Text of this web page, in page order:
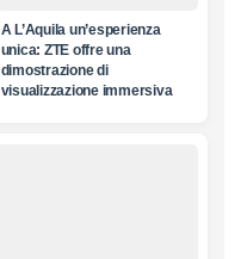
A L’Aquila un’esperienza
unica: ZTE offre una
dimostrazione di
visualizzazione immersiva